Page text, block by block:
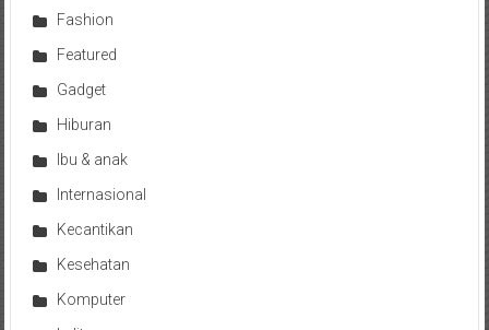
Fashion
Featured
Gadget
Hiburan
Ibu & anak
Internasional
Kecantikan
Kesehatan
Komputer